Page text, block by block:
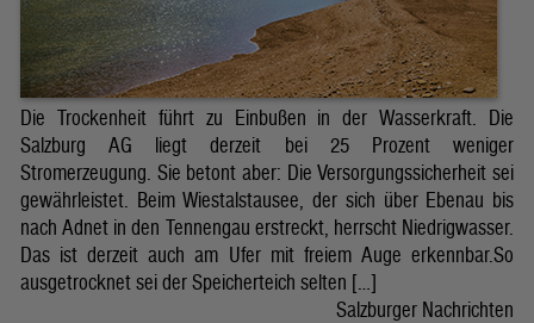
Die Trockenheit führt zu Einbußen in der Wasserkraft. Die
Salzburg AG liegt derzeit bei 25 Prozent weniger
Stromerzeugung. Sie betont aber: Die Versorgungssicherheit sei
gewährleistet. Beim Wiestalstausee, der sich über Ebenau bis
nach Adnet in den Tennengau erstreckt, herrscht Niedrigwasser.
Das ist derzeit auch am Ufer mit freiem Auge erkennbar.So
ausgetrocknet sei der Speicherteich selten […]
Salzburger Nachrichten